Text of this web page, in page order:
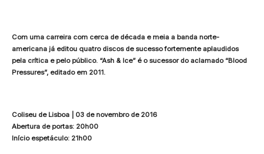
Com uma carreira com cerca de década e meia a banda norte-
americana já editou quatro discos de sucesso fortemente aplaudidos
pela crítica e pelo público. “Ash & Ice” é o sucessor do aclamado “Blood
Pressures”, editado em 2011.
Coliseu de Lisboa | 03 de novembro de 2016
Abertura de portas: 20h00
Início espetáculo: 21h00